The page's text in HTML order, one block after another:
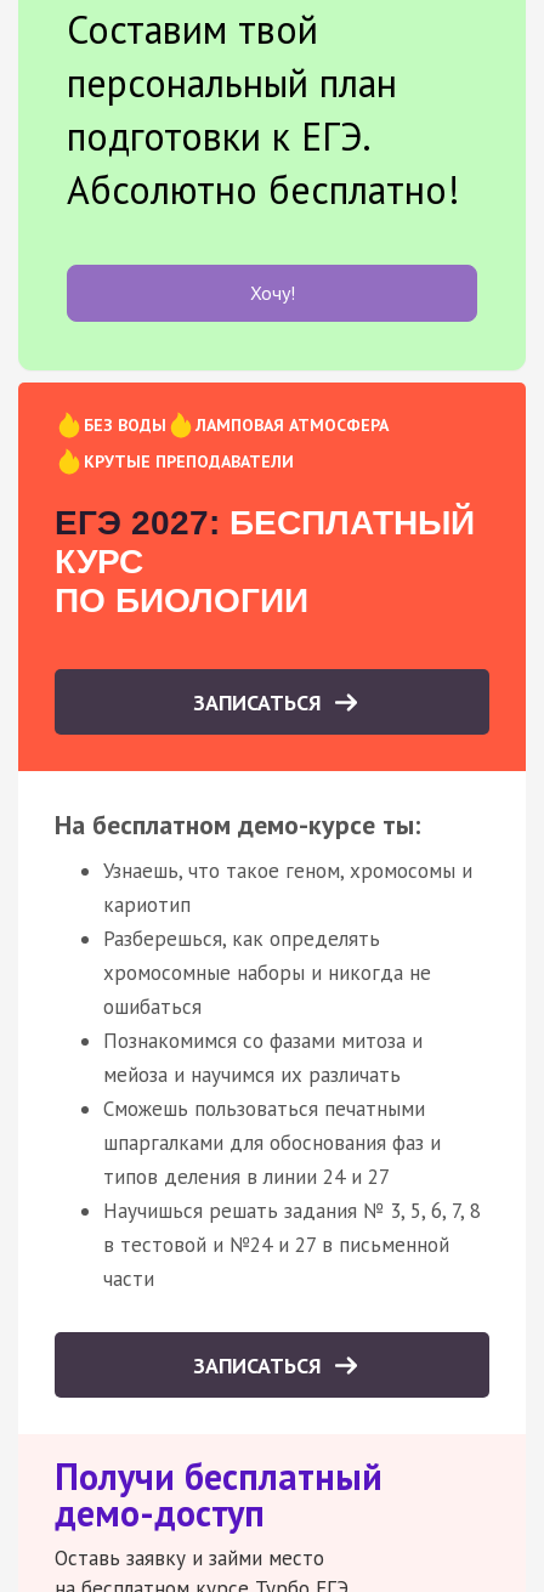
Составим твой
персональный план
подготовки к ЕГЭ.
Абсолютно бесплатно!
Хочу!
БЕЗ ВОДЫ
ЛАМПОВАЯ АТМОСФЕРА
КРУТЫЕ ПРЕПОДАВАТЕЛИ
ЕГЭ 2027: БЕСПЛАТНЫЙ
КУРС
ПО БИОЛОГИИ
ЗАПИСАТЬСЯ
На бесплатном демо-курсе ты:
Узнаешь, что такое геном, хромосомы и
кариотип
Разберешься, как определять
хромосомные наборы и никогда не
ошибаться
Познакомимся со фазами митоза и
мейоза и научимся их различать
Сможешь пользоваться печатными
шпаргалками для обоснования фаз и
типов деления в линии 24 и 27
Научишься решать задания № 3, 5, 6, 7, 8
в тестовой и №24 и 27 в письменной
части
ЗАПИСАТЬСЯ
Получи бесплатный
демо-доступ
Оставь заявку и займи место